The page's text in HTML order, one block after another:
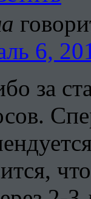
6,
за